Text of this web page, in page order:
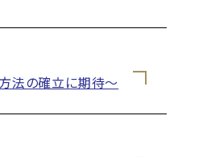
法の確立に期待〜